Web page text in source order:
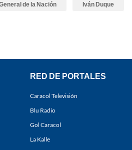
de la Nación Iván Duque
RED DE PORTALES
Caracol Televisión
Blu Radio
Gol Caracol
La Kalle